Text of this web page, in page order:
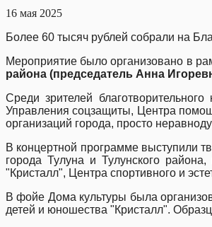
16 мая 2025
Более 60 тысяч рублей собрали на
Мероприятие было организовано в
района (председатель Анна
Среди зрителей
Управления соцзащиты, Центра
организаций города, просто
В концертной программе выступили
города Тулуна и Тулунского
"Кристалл", Центра спортивного и
В фойе Дома культуры была
детей и юношества "Кристалл".